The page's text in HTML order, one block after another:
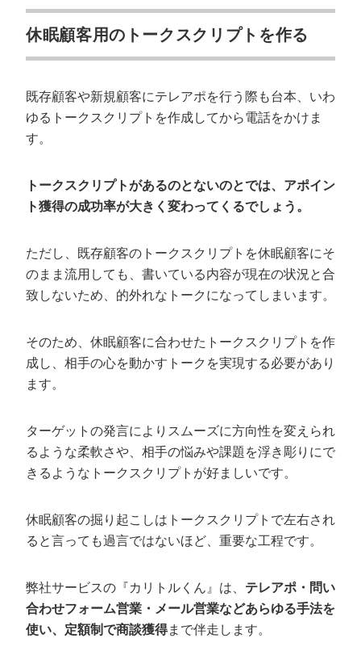
休眠顧客用のトークスクリプトを作る
既存顧客や新規顧客にテレアポを行う際も台本、いわ
ゆるトークスクリプトを作成してから電話をかけま
す。
トークスクリプトがあるのとないのとでは、アポイン
ト獲得の成功率が大きく変わってくるでしょう。
ただし、既存顧客のトークスクリプトを休眠顧客にそ
のまま流用しても、書いている内容が現在の状況と合
致しないため、的外れなトークになってしまいます。
そのため、休眠顧客に合わせたトークスクリプトを作
成し、相手の心を動かすトークを実現する必要があり
ます。
ターゲットの発言によりスムーズに方向性を変えられ
るような柔軟さや、相手の悩みや課題を浮き彫りにで
きるようなトークスクリプトが好ましいです。
休眠顧客の掘り起こしはトークスクリプトで左右され
ると言っても過言ではないほど、重要な工程です。
弊社サービスの『カリトルくん』は、 テレアポ・問い
合わせフォーム営業・メール営業などあらゆる手法を
使い、定額制で商談獲得まで伴走します。